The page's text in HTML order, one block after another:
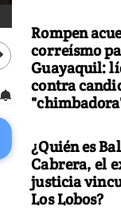
Rompen
correísmo
Guayaquil:
contra
¿Quién es
Cabrera, el
justicia
Los Lobos?